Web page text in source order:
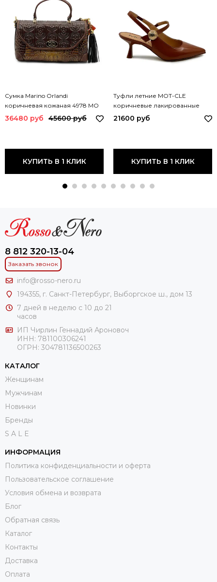
Сумка Marino Orlandi
коричневая кожаная 4978 MO
MORO
36480 руб 45600 руб
КУПИТЬ В 1 КЛИК
Туфли летние MOT-CLE
коричневые лакированные
MOT3242 MOT MIRISTICA
21600 руб
КУПИТЬ В 1 КЛИК
8 812 320-13-04
Заказать звонок
info@rosso-nero.ru
194355, г. Санкт-Петербург, Выборгское ш., дом 13
7 дней в неделю с 10 до 21
часов
ИП Чирлин Геннадий Ароновоч
ИНН: 781100306241
ОГРН: 304781136500263
КАТАЛОГ
Женщинам
Мужчинам
Новинки
Бренды
S A L E
ИНФОРМАЦИЯ
Политика конфиденциальности и оферта
Пользовательское соглашение
Условия обмена и возврата
Блог
Обратная связь
Каталог
Контакты
Доставка
Оплата